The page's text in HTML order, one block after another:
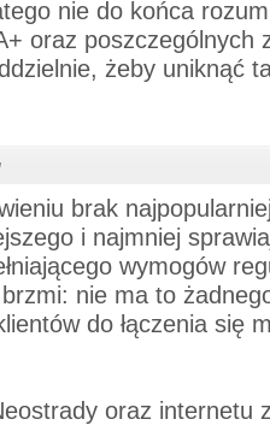
nie do końca
oraz poszczególnych
żeby uniknąć
brak
i najmniej
wymogów
nie ma to
do łączenia się
oraz internetu